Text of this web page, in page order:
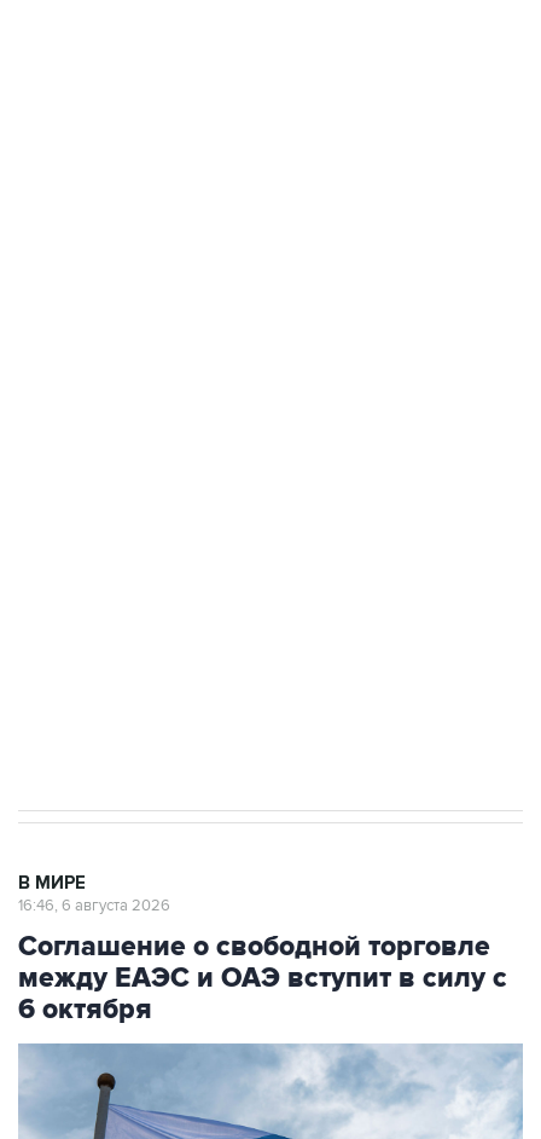
В МИРЕ
16:46, 6 августа 2026
Соглашение о свободной торговле
между ЕАЭС и ОАЭ вступит в силу с
6 октября